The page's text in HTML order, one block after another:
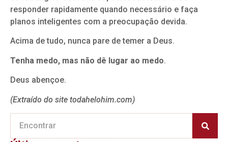
responder rapidamente quando necessário e faça
planos inteligentes com a preocupação devida.
Acima de tudo, nunca pare de temer a Deus.
Tenha medo, mas não dê lugar ao medo.
Deus abençoe.
(Extraído do site todahelohim.com)